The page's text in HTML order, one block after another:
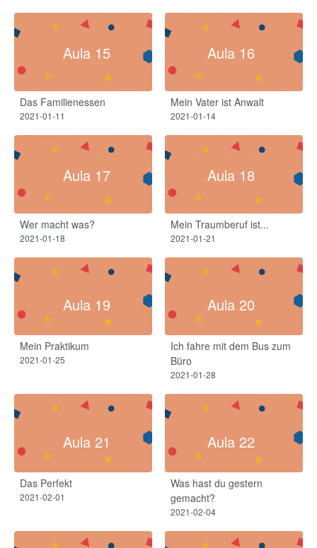
Aula 15
Das Familienessen
2021-01-11
Aula 16
Mein Vater ist Anwalt
2021-01-14
Aula 17
Wer macht was?
2021-01-18
Aula 18
Mein Traumberuf ist...
2021-01-21
Aula 19
Mein Praktikum
2021-01-25
Aula 20
Ich fahre mit dem Bus zum
Büro
2021-01-28
Aula 21
Das Perfekt​
2021-02-01
Aula 22
Was hast du gestern
gemacht?​
2021-02-04